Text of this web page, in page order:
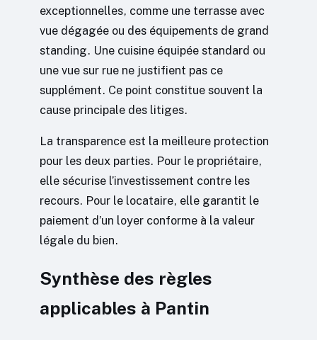
exceptionnelles, comme une terrasse avec
vue dégagée ou des équipements de grand
standing. Une cuisine équipée standard ou
une vue sur rue ne justifient pas ce
supplément. Ce point constitue souvent la
cause principale des litiges.
La transparence est la meilleure protection
pour les deux parties. Pour le propriétaire,
elle sécurise l’investissement contre les
recours. Pour le locataire, elle garantit le
paiement d’un loyer conforme à la valeur
légale du bien.
Synthèse des règles
applicables à Pantin